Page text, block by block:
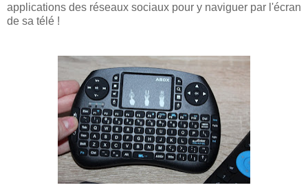
applications des réseaux sociaux pour y naviguer par l'écran
de sa télé !